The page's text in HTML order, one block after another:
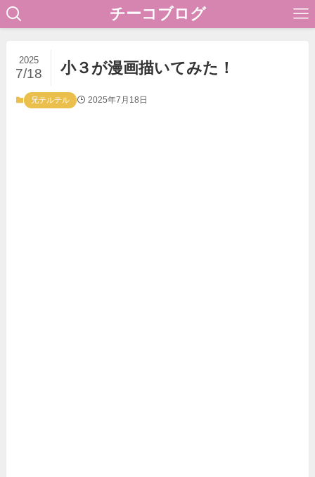
チーコブログ
小３が漫画描いてみた！
2025
7/18
兄テルテル 2025年7月18日